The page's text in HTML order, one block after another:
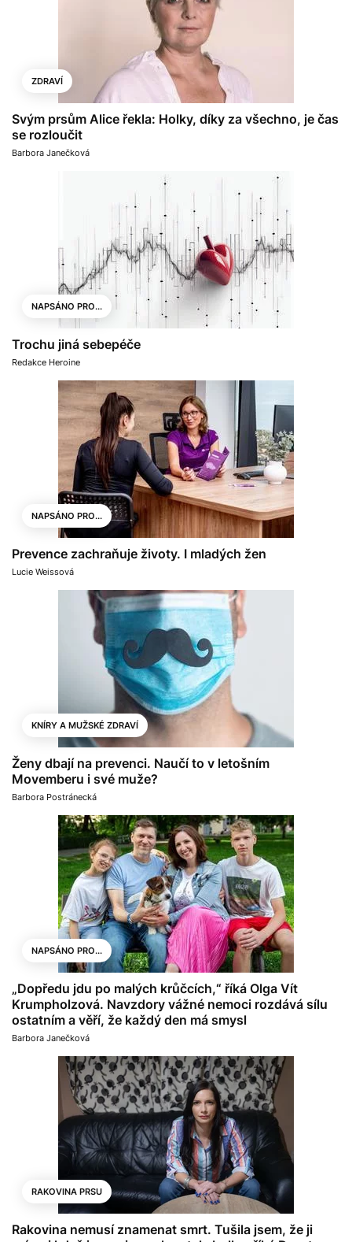
ZDRAVÍ
Svým prsům Alice řekla: Holky, díky za všechno, je čas
se rozloučit
Barbora Janečková
NAPSÁNO PRO...
Trochu jiná sebepéče
Redakce Heroine
NAPSÁNO PRO...
Prevence zachraňuje životy. I mladých žen
Lucie Weissová
KNÍRY A MUŽSKÉ ZDRAVÍ
Ženy dbají na prevenci. Naučí to v letošním
Movemberu i své muže?
Barbora Postránecká
NAPSÁNO PRO...
„Dopředu jdu po malých krůčcích,“ říká Olga Vít
Krumpholzová. Navzdory vážné nemoci rozdává sílu
ostatním a věří, že každý den má smysl
Barbora Janečková
RAKOVINA PRSU
Rakovina nemusí znamenat smrt. Tušila jsem, že ji